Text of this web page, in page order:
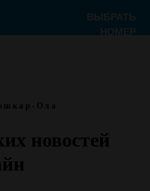
ВЫБРАТЬ
НОМЕР
Ола
новостей